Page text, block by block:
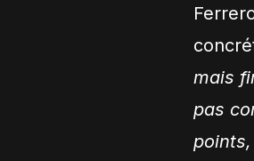
mais
pas